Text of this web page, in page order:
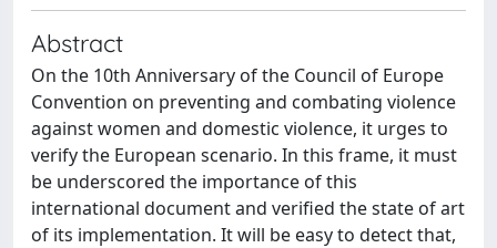
Abstract
On the 10th Anniversary of the Council of Europe
Convention on preventing and combating violence
against women and domestic violence, it urges to
verify the European scenario. In this frame, it must
be underscored the importance of this
international document and verified the state of art
of its implementation. It will be easy to detect that,